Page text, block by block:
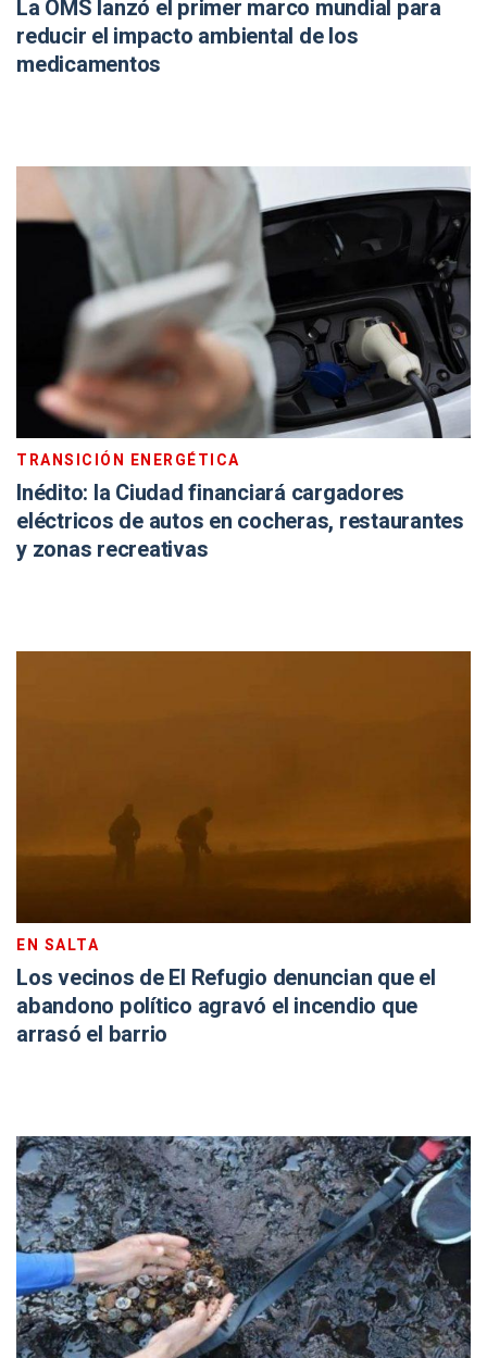
La OMS lanzó el primer marco mundial para
reducir el impacto ambiental de los
medicamentos
TRANSICIÓN ENERGÉTICA
Inédito: la Ciudad financiará cargadores
eléctricos de autos en cocheras, restaurantes
y zonas recreativas
EN SALTA
Los vecinos de El Refugio denuncian que el
abandono político agravó el incendio que
arrasó el barrio